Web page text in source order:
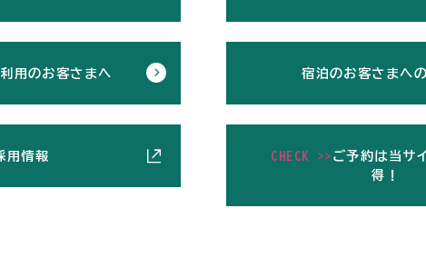
用のお客さまへ 宿泊のお客さまへ
用情報 CHECK >> ご予約は当サ
得！